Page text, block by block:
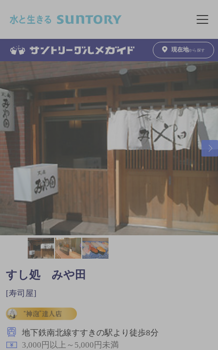
メニュ
現在地から探す
すし処 みや田
[寿司屋]
地下鉄南北線すすきの駅より徒歩8分
3,000円以上～5,000円未満